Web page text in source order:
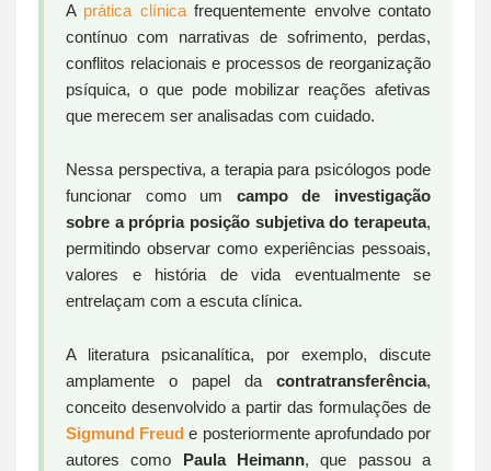
A prática clínicafrequentemente envolve contato
contínuo com narrativas de sofrimento, perdas,
conflitos relacionais e processos de reorganização
psíquica, o que pode mobilizar reações afetivas
que merecem ser analisadas com cuidado.
Nessa perspectiva, a terapia para psicólogos pode
funcionar como um campo de investigação
sobre a própria posição subjetiva do terapeuta,
permitindo observar como experiências pessoais,
valores e história de vida eventualmente se
entrelaçam com a escuta clínica.
A literatura psicanalítica, por exemplo, discute
amplamente o papel da contratransferência,
conceito desenvolvido a partir das formulações de
Sigmund Freud e posteriormente aprofundado por
autores como Paula Heimann, que passou a